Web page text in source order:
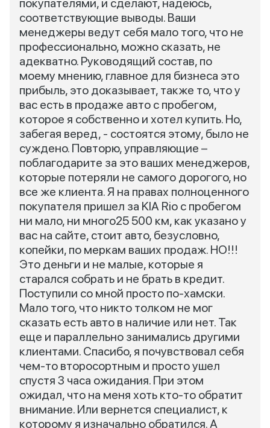
покупателями, и сделают, надеюсь,
соответствующие выводы. Ваши
менеджеры ведут себя мало того, что не
профессионально, можно сказать, не
адекватно. Руководящий состав, по
моему мнению, главное для бизнеса это
прибыль, это доказывает, также то, что у
вас есть в продаже авто с пробегом,
которое я собственно и хотел купить. Но,
забегая веред, - состоятся этому, было не
суждено. Повторю, управляющие –
поблагодарите за это ваших менеджеров,
которые потеряли не самого дорогого, но
все же клиента. Я на правах полноценного
покупателя пришел за KIA Rio с пробегом
ни мало, ни много25 500 км, как указано у
вас на сайте, стоит авто, безусловно,
копейки, по меркам ваших продаж. НО!!!
Это деньги и не малые, которые я
старался собрать и не брать в кредит.
Поступили со мной просто по-хамски.
Мало того, что никто толком не мог
сказать есть авто в наличие или нет. Так
еще и параллельно занимались другими
клиентами. Спасибо, я почувствовал себя
чем-то второсортным и просто ушел
спустя 3 часа ожидания. При этом
ожидал, что на меня хоть кто-то обратит
внимание. Или вернется специалист, к
которому я изначально обратился. А